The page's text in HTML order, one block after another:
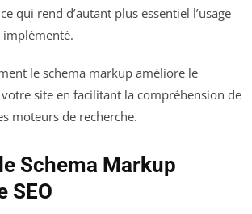
qui rend d’autant plus essentiel l’usage
implémenté.
Schema Markup
SEO